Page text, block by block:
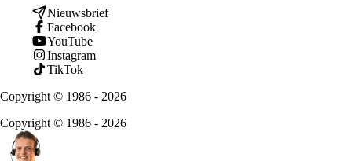
Nieuwsbrief
Facebook
YouTube
Instagram
TikTok
Copyright © 1986 - 2026
Copyright © 1986 - 2026